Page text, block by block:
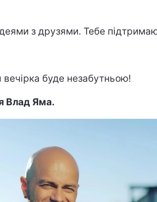
з друзями. Тебе
буде незабутньою!
Влад Яма.